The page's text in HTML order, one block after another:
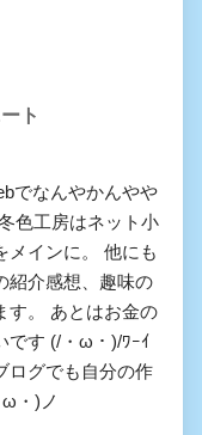
ト
でなんやかんやや
色工房はネット小
メインに。 他にも
紹介感想、趣味の
す。 あとはお金の
です (/・ω・)/ﾜｰｲ
ログでも自分の作
・)ノ